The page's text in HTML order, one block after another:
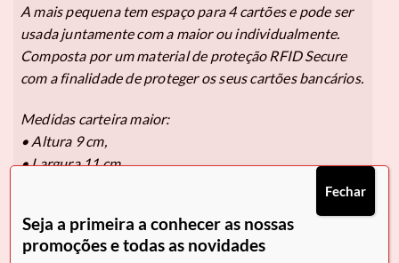
A mais pequena tem espaço para 4 cartões e pode ser
usada juntamente com a maior ou individualmente.
Composta por um material de proteção RFID Secure
com a finalidade de proteger os seus cartões bancários.
Medidas carteira maior:
• Altura 9 cm,
• Largura 11 cm.
• Altura 7 cm,
• Largura 10 cm.
Seja a primeira a conhecer as nossas
promoções e todas as novidades
Fechar